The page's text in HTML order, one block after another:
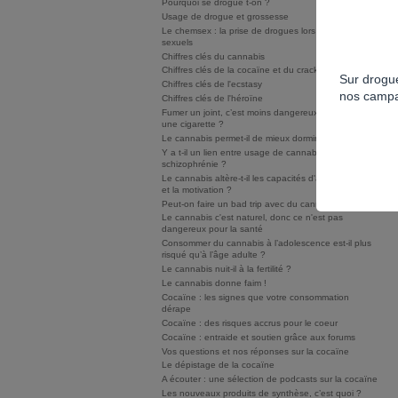
Pourquoi se drogue t-on ?
Usage de drogue et grossesse
Le chemsex : la prise de drogues lors de rapports
sexuels
Chiffres clés du cannabis
Chiffres clés de la cocaïne et du crack/free base
Chiffres clés de l'ecstasy
Chiffres clés de l'héroïne
Fumer un joint, c’est moins dangereux que fumer
une cigarette ?
Le cannabis permet-il de mieux dormir ?
Y a t-il un lien entre usage de cannabis et
schizophrénie ?
Le cannabis altère-t-il les capacités d'apprentissage
et la motivation ?
Peut-on faire un bad trip avec du cannabis ?
Le cannabis c'est naturel, donc ce n'est pas
dangereux pour la santé
Consommer du cannabis à l’adolescence est-il plus
risqué qu’à l’âge adulte ?
Le cannabis nuit-il à la fertilité ?
Le cannabis donne faim !
Cocaïne : les signes que votre consommation
dérape
Cocaïne : des risques accrus pour le coeur
Cocaïne : entraide et soutien grâce aux forums
Vos questions et nos réponses sur la cocaïne
Le dépistage de la cocaïne
A écouter : une sélection de podcasts sur la cocaïne
Les nouveaux produits de synthèse, c’est quoi ?
Sur
nos